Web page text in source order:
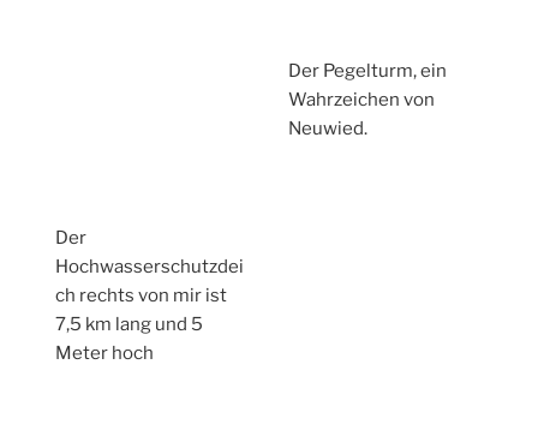
Der Pegelturm, ein
Wahrzeichen von
Neuwied.
Der
Hochwasserschutzdei
ch rechts von mir ist
7,5 km lang und 5
Meter hoch